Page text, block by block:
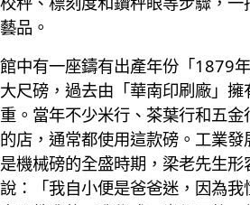
藝品。
館中有一座鑄有出產年份「1879
大尺磅，過去由「華南印刷廠」
重。當年不少米行、茶葉行和五
的店，通常都使用這款磅。工業
是機械磅的全盛時期，梁老先生
說：「我自小便是爸爸迷，因為